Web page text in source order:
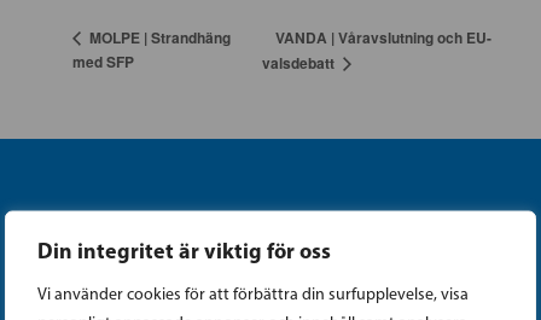
Din integritet är viktig för oss
Vi använder cookies för att förbättra din surfupplevelse, visa
MOLPE | Strandhäng
med SFP
VANDA | Våravslutning och EU-
valsdebatt